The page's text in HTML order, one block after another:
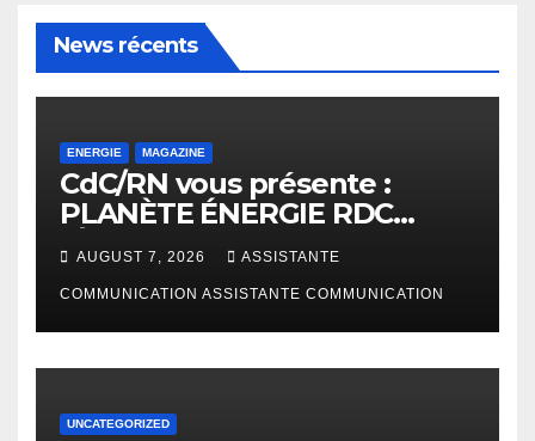
News récents
ENERGIE MAGAZINE
CdC/RN vous présente :
PLANÈTE ÉNERGIE RDC
(Édition Janvier – Juin 2026)
AUGUST 7, 2026 ASSISTANTE
COMMUNICATION ASSISTANTE COMMUNICATION
UNCATEGORIZED